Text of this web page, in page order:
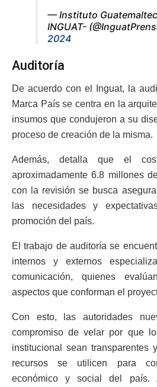
— Instituto
INGUAT-
2024
Auditoría
De acuerdo con el Inguat, la
Marca País se centra en la
insumos que condujeron a su
proceso de creación de la misma.
Además, detalla que el
aproximadamente 6.8 millones
con la revisión se busca
las necesidades y
promoción del país.
El trabajo de auditoría se
internos y externos
comunicación, quienes
aspectos que conforman el
Con esto, las autoridades
compromiso de velar por que
institucional sean transparentes
recursos se utilicen para
económico y social del país.